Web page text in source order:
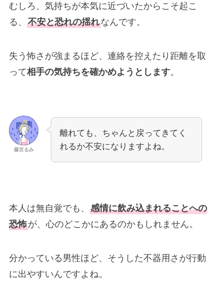
むしろ、気持ちが本気に近づいたからこそ起こ
る、 不安と恐れの揺れなんです。
失う怖さが強まるほど、連絡を控えたり距離を取
って相手の気持ちを確かめようとします。
藤宮るみ
離れても、ちゃんと戻ってきてく
れるか不安になりますよね。
本人は無自覚でも、 感情に飲み込まれることへの
恐怖が、心のどこかにあるのかもしれません。
分かっている男性ほど、そうした不器用さが行動
に出やすいんですよね。